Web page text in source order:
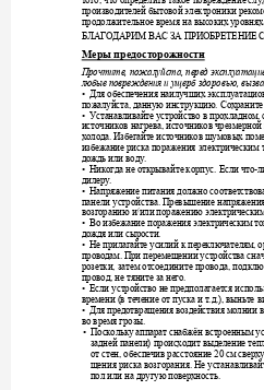
производителей бытовой электроники
продолжительное время на высоких уровнях
БЛАГОДАРИМ ВАС ЗА ПРИОБРЕТЕНИЕ
Меры предосторожности
Прочтите, пожалуйста, перед
любые повреждения и ущерб здоровью,
• Для обеспечения наилучших
пожалуйста, данную инструкцию. Сохраните
• Устанавливайте устройство в прохладном,
источников нагрева, источников чрезмерной
холода. Избегайте источников шумовых
избежание риска поражения электрическим
дождь или воду.
• Никогда не открывайте корпус. Если что-
дилеру.
• Напряжение питания должно
панели устройства. Превышение напряжения
возгоранию и/или поражению
• Во избежание поражения электрическим
дождя или сырости.
• Не прилагайте усилий к переключателям,
проводам. При перемещении устройства
розетки, затем отсоедините провода,
провод, не тяните за него.
• Если устройство не предполагается
времени (в течение от пуска и т.д.), выньте
• Для предотвращения воздействия молнии
во время грозы.
• Поскольку аппарат снабжён встроенным
задней панели) происходит выделение
от стен, обеспечив расстояние 20 см сверху
щения риска возгорания. Не устанавлив
пол или на другую поверхность.